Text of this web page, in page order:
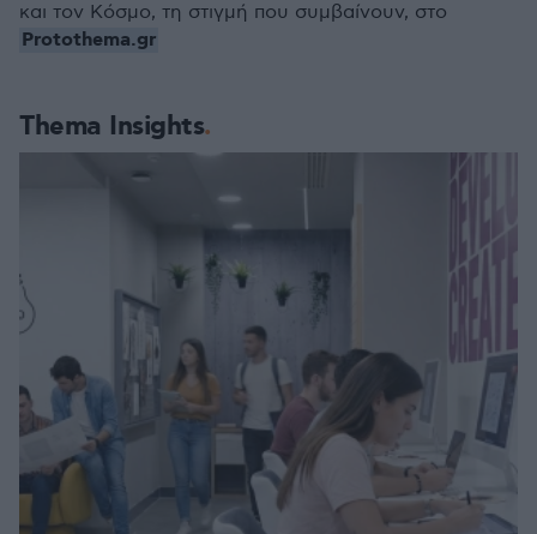
Thema Insights
και τον Κόσμο, τη στιγμή που συμβαίνουν, στο
Protothema.gr